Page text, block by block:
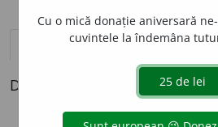
definiții (1)
Definiția cu ID-ul 216691:
Cu o mică donație aniversară
cuvintele la îndemâna